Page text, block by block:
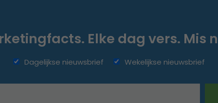
Elke dag vers. Mis
Dagelijkse nieuwsbrief Wekelijkse nieuwsbrief